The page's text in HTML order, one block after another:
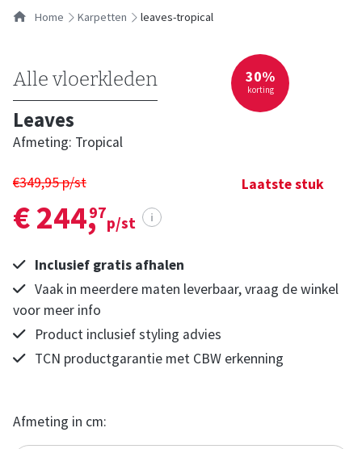
Home
karpetten leaves-tropical
Alle vloerkleden
Leaves
Afmeting: Tropical
€349,95 p/st
€ 244,
97
p/st i
Laatste stuk
Inclusief gratis afhalen
Vaak in meerdere maten leverbaar, vraag de winkel
voor meer info
Product inclusief styling advies
TCN productgarantie met CBW erkenning
Afmeting in cm:
30%
korting